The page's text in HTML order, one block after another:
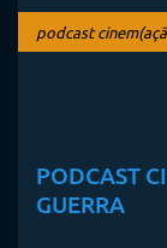
podcast
PODCAST
GUERRA